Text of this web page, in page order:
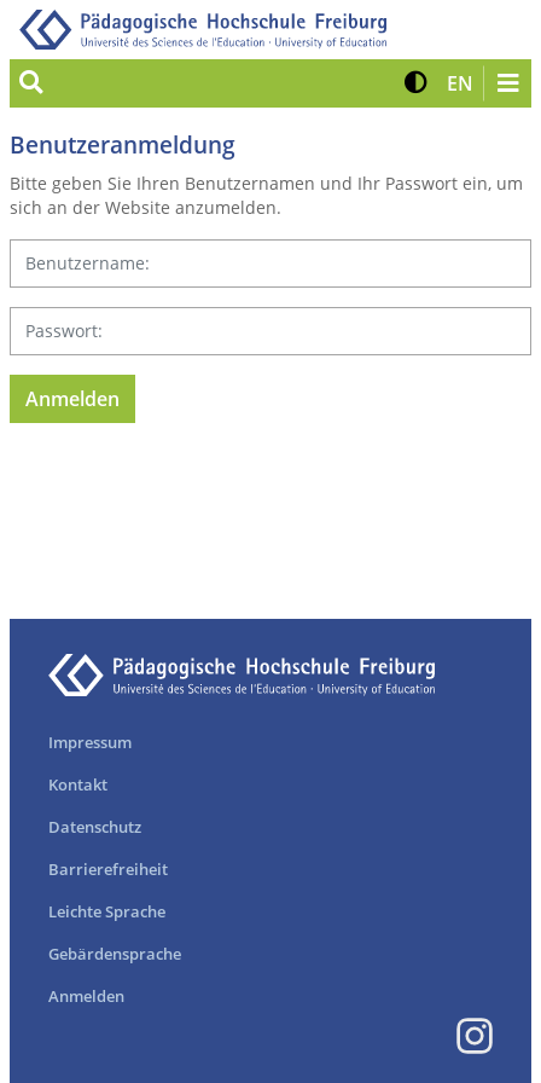
Suche Kontrast
EN Zur
Benutzeranmeldung
Bitte geben Sie Ihren Benutzernamen und Ihr Passwort ein, um
sich an der Website anzumelden.
Impressum
Kontakt
Datenschutz
Barrierefreiheit
Leichte Sprache
Gebärdensprache
Anmelden